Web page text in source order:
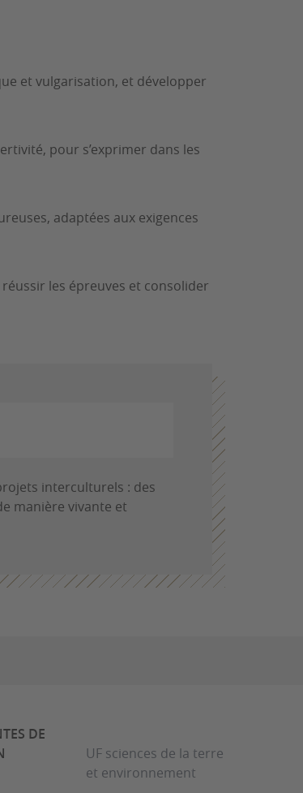
et vulgarisation, et développer
pour s’exprimer dans les
adaptées aux exigences
les épreuves et consolider
interculturels : des
manière vivante et
DE
UF sciences de la terre
et environnement